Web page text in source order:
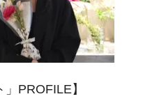
PROFILE 】